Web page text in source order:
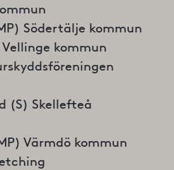
Södertälje kommun
kommun
(S) Skellefteå
Värmdö kommun